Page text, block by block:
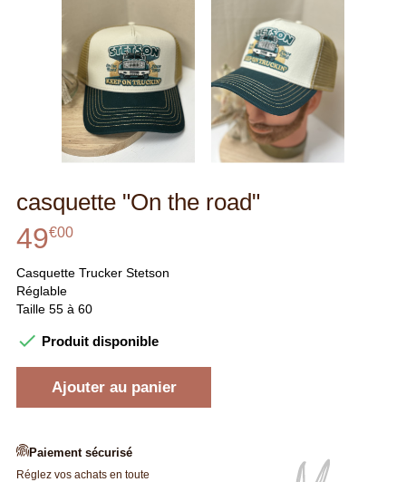
casquette "On the road"
49€00
Casquette Trucker Stetson
Réglable
Taille 55 à 60
 Produit disponible
Ajouter au panier
Paiement sécurisé
Réglez vos achats en toute